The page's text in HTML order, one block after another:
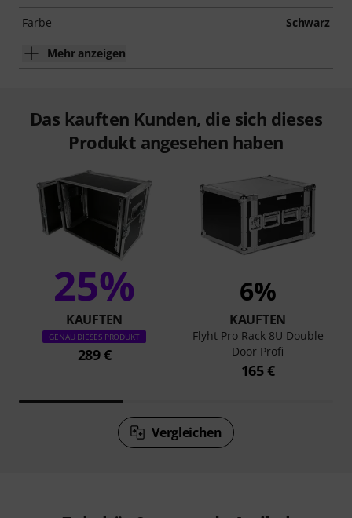
Farbe Schwarz
Mehr anzeigen
Das kauften Kunden, die sich dieses
Produkt angesehen haben
25%
KAUFTEN
GENAU DIESES PRODUKT
289 €
6%
KAUFTEN
Flyht Pro Rack 8U Double
Door Profi
165 €
Vergleichen